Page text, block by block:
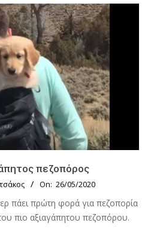
πεζοπόρος
On: 26/05/2020
πάει πρώτη φορά για πεζοπορία
πιο αξιαγάπητου πεζοπόρου.